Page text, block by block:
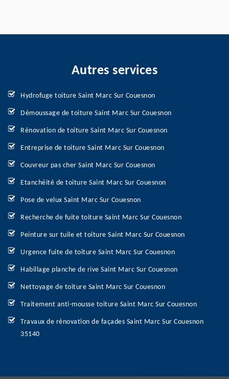
Autres services
Hydrofuge toiture Saint Marc Sur Couesnon
Démoussage de toiture Saint Marc Sur Couesnon
Rénovation de toiture Saint Marc Sur Couesnon
Entreprise de toiture Saint Marc Sur Couesnon
Couvreur pas cher Saint Marc Sur Couesnon
Etanchéité de toiture Saint Marc Sur Couesnon
Pose de velux Saint Marc Sur Couesnon
Recherche de fuite toiture Saint Marc Sur Couesnon
Peinture sur tuile et toiture Saint Marc Sur Couesnon
Urgence fuite de toiture Saint Marc Sur Couesnon
Habillage planche de rive Saint Marc Sur Couesnon
Nettoyage de toiture Saint Marc Sur Couesnon
Traitement anti-mousse toiture Saint Marc Sur Couesnon
Travaux de rénovation de façades Saint Marc Sur Couesnon
35140